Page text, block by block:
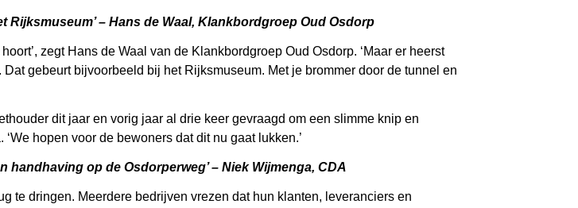
– Hans de Waal, Klankbordgroep Oud Osdorp
zegt Hans de Waal van de Klankbordgroep Oud Osdorp. ‘Maar er heerst
gebeurt bijvoorbeeld bij het Rijksmuseum. Met je brommer door de tunnel en
dit jaar en vorig jaar al drie keer gevraagd om een slimme knip en
hopen voor de bewoners dat dit nu gaat lukken.’
handhaving op de Osdorperweg’ – Niek Wijmenga, CDA
te dringen. Meerdere bedrijven vrezen dat hun klanten, leveranciers en